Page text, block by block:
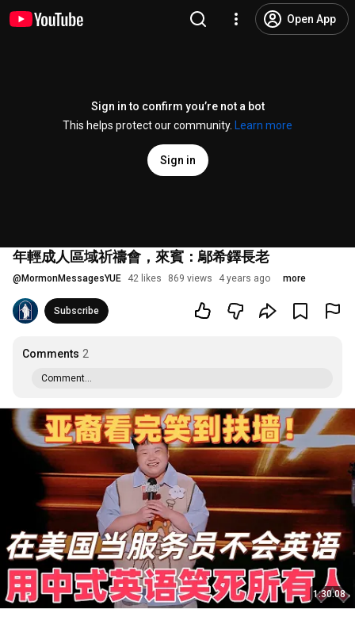
Open App
Sign in to confirm you’re not a bot
This helps protect our community.
Learn more
Sign in
年輕成人區域祈禱會，來賓：鄔希鐸長老
@ MormonMessagesYUE 42 likes 869 views 4 years ago more
Subscribe
Comments 2
Comment...
1:30:08